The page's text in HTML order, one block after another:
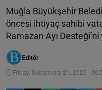
Muğla Büyükşehir
öncesi ihtiyaç sahibi
Ramazan Ayı Desteği’ni
Editör
Friday, Şubatruary 21, 2025 -